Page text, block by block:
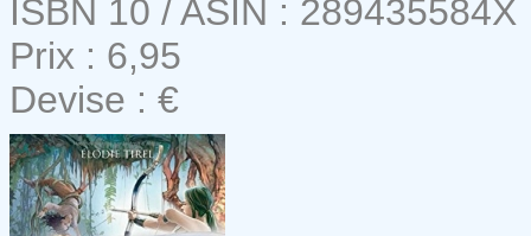
ISBN 10 / ASIN : 289435584X
Prix : 6,95
Devise : €